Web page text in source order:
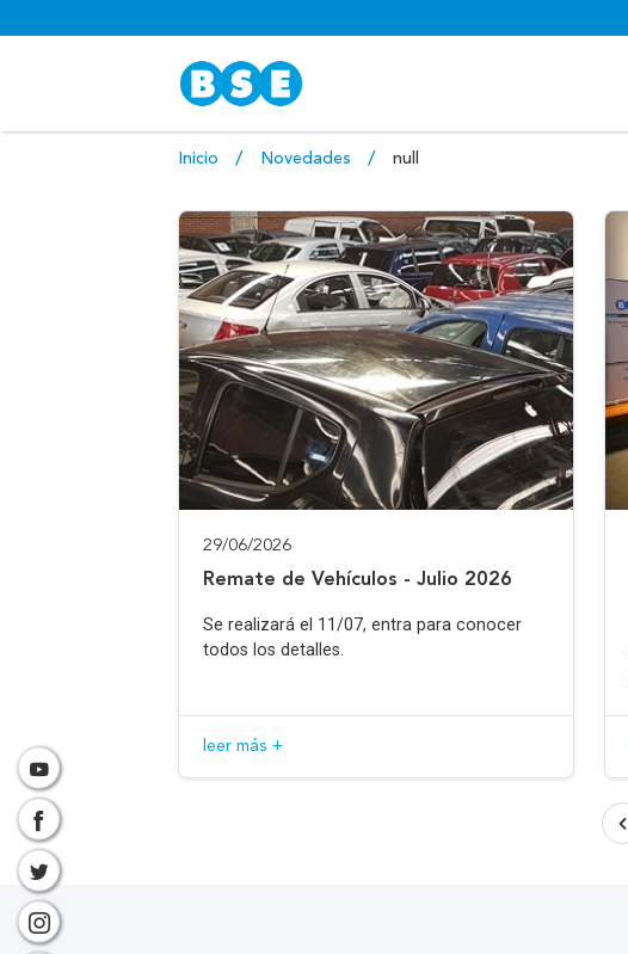
Inicio Novedades null
29/06/2026
Remate de Vehículos - Julio 2026
Se realizará el 11/07, entra para conocer
todos los detalles.
leer más +